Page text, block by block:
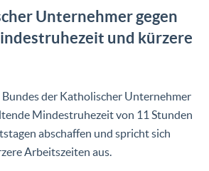
Unternehmer gegen
und kürzere
Bundes der Katholischer Unternehmer
Mindestruhezeit von 11 Stunden
abschaffen und spricht sich
Arbeitszeiten aus.